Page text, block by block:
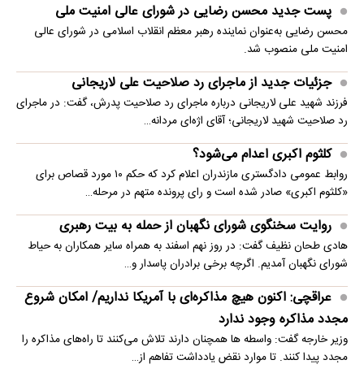
پست جدید محسن رضایی در شورای عالی امنیت ملی
محسن رضایی به‌عنوان نماینده رهبر معظم انقلاب اسلامی در شورای عالی
امنیت ملی منصوب شد.
جزئیات جدید از ماجرای رد صلاحیت علی لاریجانی
فرزند شهید علی لاریجانی درباره ماجرای رد صلاحیت پدرش، گفت: در ماجرای
رد صلاحیت شهید لاریجانی؛ آقای اژه‌ای مردانه…
کلثوم اکبری اعدام می‌شود؟
روابط عمومی دادگستری مازندران اعلام کرد که حکم ۱۰ مورد قصاص برای
«کلثوم اکبری» صادر شده است و رای پرونده متهم در مرحله…
روایت سخنگوی شورای نگهبان از حمله به بیت رهبری
هادی طحان نظیف گفت: در روز نهم اسفند به همراه سایر همکاران به حیاط
شورای نگهبان آمدیم. اگرچه برخی برادران پاسدار و…
عراقچی: اکنون هیچ مذاکره‌ای با آمریکا نداریم/ امکان شروع
مجدد مذاکره وجود ندارد
وزیر خارجه گفت: واسطه ها همچنان دارند تلاش می‌کنند تا راه‌های مذاکره را
مجدد پیدا کنند. تا موارد نقض یادداشت تفاهم از…